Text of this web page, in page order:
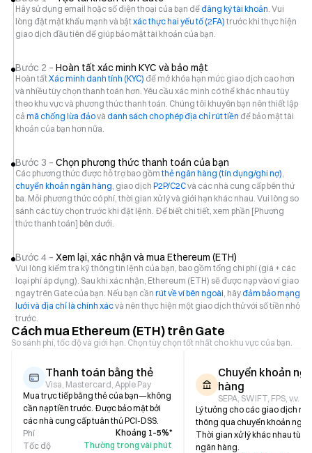
Hãy sử dụng email hoặc số điện thoại của bạn để đăng ký tài khoản. Vui
lòng đặt mật khẩu mạnh và bậtxác thực hai yếu tố (2FA) trước khi thực hiện
giao dịch đầu tiên để giúp bảo mật tài khoản của bạn.
Bước 2 – Hoàn tất xác minh KYC và bảo mật
Hoàn tấtXác minh danh tính (KYC) để mở khóa hạn mức giao dịch cao hơn
và nhiều tùy chọn thanh toán hơn. Yêu cầu xác minh có thể khác nhau tùy
theo khu vực và phương thức thanh toán. Chúng tôi khuyên bạn nên thiết lập
cả mã chống lừa đảovà danh sách cho phép địa chỉ rút tiền để bảo mật tài
khoản của bạn hơn nữa.
Bước 3 – Chọn phương thức thanh toán của bạn
Các phương thức được hỗ trợ bao gồm thẻ ngân hàng (tín dụng/ghi nợ),
chuyển khoản ngân hàng, giao dịch P2P/C2Cvà các nhà cung cấp bên thứ
ba. Mỗi phương thức có phí, thời gian xử lý và giới hạn khác nhau. Vui lòng so
sánh các tùy chọn trước khi đặt lệnh. Để biết chi tiết, xem phần [Phương
thức thanh toán] bên dưới.
Bước 4 – Xem lại, xác nhận và mua Ethereum (ETH)
Vui lòng kiểm tra kỹ thông tin lệnh của bạn, bao gồm tổng chi phí (giá + các
loại phí áp dụng). Sau khi xác nhận, Ethereum (ETH) sẽ được nạp vào ví giao
ngay trên Gate của bạn. Nếu bạn cần rút về ví bên ngoài, hãy đảm bảo mạng
lưới và địa chỉ là chính xácvà nên thực hiện một giao dịch thử với số tiền nhỏ
trước.
Cách mua Ethereum (ETH) trên Gate
So sánh phí, tốc độ và giới hạn. Chọn tùy chọn tốt nhất cho khu vực của bạn.
Thanh toán bằng thẻ
Visa, Mastercard, Apple Pay
Mua trực tiếp bằng thẻ của bạn—không
cần nạp tiền trước. Được bảo mật bởi
các nhà cung cấp tuân thủ PCI-DSS.
Phí
Khoảng 1–5%*
Tốc độ
Thường trong vài phút
Chuyển khoản
hàng
SEPA, SWIFT, FPS, v.v.
Lý tưởng cho các giao dịch
thông qua chuyển khoản
Thời gian xử lý khác nhau tùy
ngân hàng.